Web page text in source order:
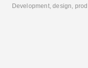
Development, design,